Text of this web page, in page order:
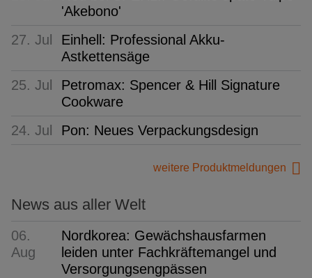
'Akebono'
27. Jul
Einhell: Professional Akku-
Astkettensäge
25. Jul
Petromax: Spencer & Hill Signature
Cookware
24. Jul
Pon: Neues Verpackungsdesign
weitere Produktmeldungen
News aus aller Welt
06.
Aug
Nordkorea: Gewächshausfarmen
leiden unter Fachkräftemangel und
Versorgungsengpässen